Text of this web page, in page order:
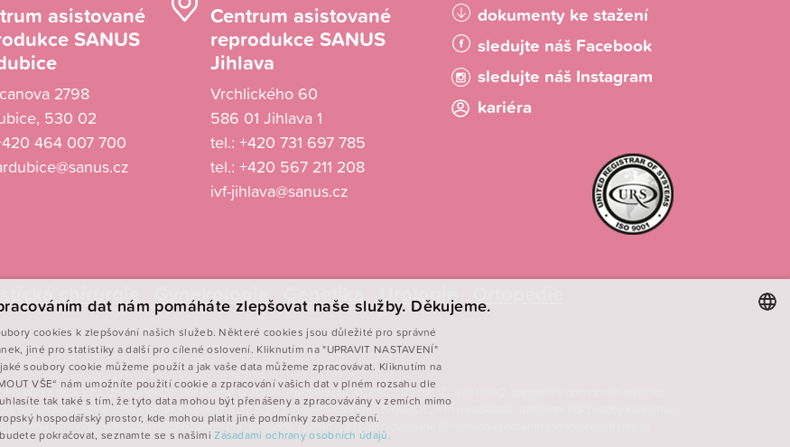
asistované
SANUS
2798
530 02
464 007 700
Centrum asistované
reprodukce SANUS
Jihlava
Vrchlického 60
586 01 Jihlava 1
tel.: +420 731 697 785
tel.: +420 567 211 208
ivf-jihlava@sanus.cz
dokumenty ke stažení
sledujte náš Facebook
sledujte náš Instagram
kariéra
chirurgie Gynekologie Genetika Urologie
centrum spol. s r.o., se sídlem Labská kotlina 1220/69, Hradec Králové, PSČ 500 02, IČ: 49813692, zapsané v obchodním rejstříku
Společnost přestala být s účinností ode dne 22.5.2021 členem koncernu SYNBIOL, a to na základě oznámení řídící osoby koncernu –
není k danému datu nadále dána s tím, že osoby jí přímo či nepřímo ovládané již nebudou podléhat jednotnému řízení ve
dat nám pomáháte zlepšovat naše služby. Děkujeme.
cookies k zlepšování našich služeb. Některé cookies jsou důležité pro správné
jiné pro statistiky a další pro cílené oslovení. Kliknutím na "UPRAVIT NASTAVENÍ"
soubory cookie můžeme použít a jak vaše data můžeme zpracovávat. Kliknutím na
VŠE“ nám umožníte použití cookie a zpracování vašich dat v plném rozsahu dle
tak také s tím, že tyto data mohou být přenášeny a zpracovávány v zemích mimo
hospodářský prostor, kde mohou platit jiné podmínky zabezpečení.
pokračovat, seznamte se s našimi Zásadami ochrany osobních údajů.